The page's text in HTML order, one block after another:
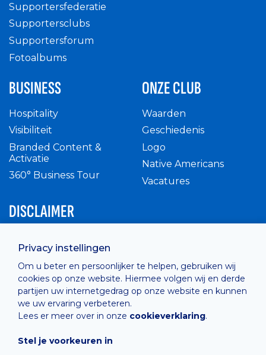
Privacy instellingen
Om u beter en persoonlijker te helpen, gebruiken wij
cookies op onze website. Hiermee volgen wij en derde
partijen uw internetgedrag op onze website en kunnen
we uw ervaring verbeteren.
Lees er meer over in onze cookieverklaring.
Stel je voorkeuren in
Supportersfederatie
Supportersclubs
Supportersforum
Fotoalbums
BUSINESS
Hospitality
Visibiliteit
Branded Content &
Activatie
360° Business Tour
ONZE CLUB
Waarden
Geschiedenis
Logo
Native Americans
Vacatures
DISCLAIMER
Privacy Policy
Cashless
verkoopsvoorwaarden
Cookie Policy